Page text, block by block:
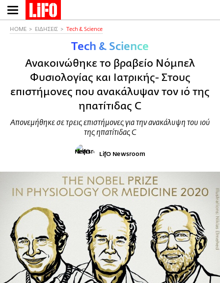
Παράκαμψη
προς
HOME ΕΙΔΗΣΕΙΣ Τech & Science
Τech & Science
Ανακοινώθηκε το βραβείο Νόμπελ
Φυσιολογίας και Ιατρικής- Στους
επιστήμονες που ανακάλυψαν τον ιό της
ηπατίτιδας C
Απονεμήθηκε σε τρεις επιστήμονες για την ανακάλυψη του ιού
της ηπατίτιδας C
LifO Newsroom